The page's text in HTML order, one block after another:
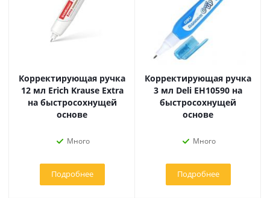
Корректирующая ручка
12 мл Erich Krause Extra
на быстросохнущей
основе
Много
Подробнее
Корректирующая ручка
3 мл Deli EH10590 на
быстросохнущей
основе
Много
Подробнее